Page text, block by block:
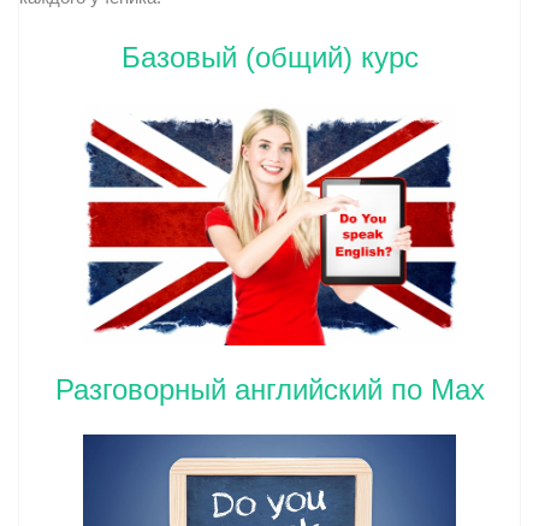
Базовый (общий) курс
Разговорный английский по Max